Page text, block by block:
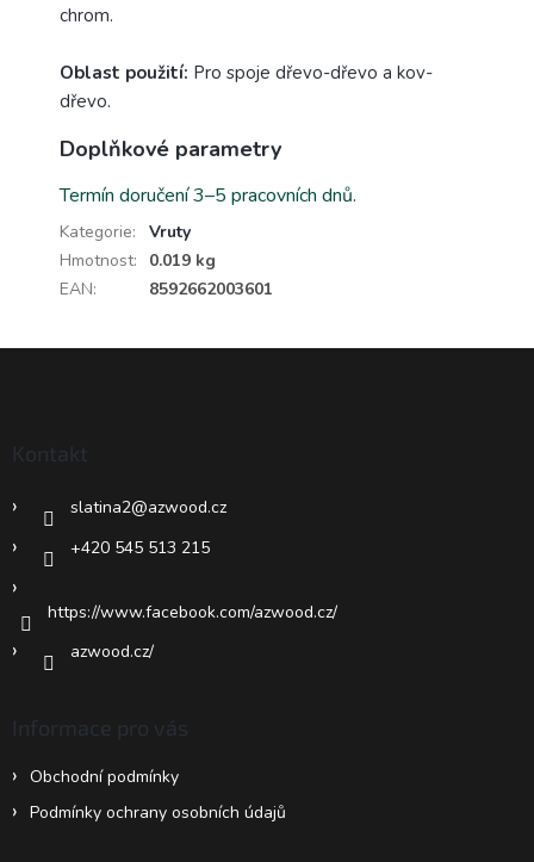
chrom.
Oblast použití: Pro spoje dřevo-dřevo a kov-
dřevo.
Doplňkové parametry
Termín doručení 3–5 pracovních dnů.
Kategorie:
Vruty
Hmotnost:
0.019 kg
EAN: 8592662003601
Kontakt
slatina2@azwood.cz
+420 545 513 215
https://www.facebook.com/azwood.cz/
azwood.cz/
Informace pro vás
Obchodní podmínky
Podmínky ochrany osobních údajů